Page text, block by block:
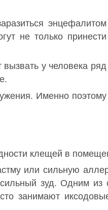
энцефалитом
не только принести
у человека ряд
Именно поэтому
клещей в
или сильную
зуд. Одним из
занимают